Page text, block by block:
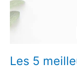
naissance
Les 5